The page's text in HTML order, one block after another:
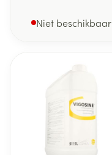
Niet beschikbaar